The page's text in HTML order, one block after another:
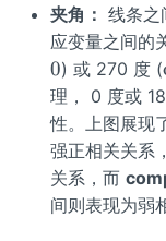
夹角： 线条之
应变量之间的
0) 或 270 度 (
理， 0 度或
性。上图展现
强正相关关系，
关系，而
间则表现为弱